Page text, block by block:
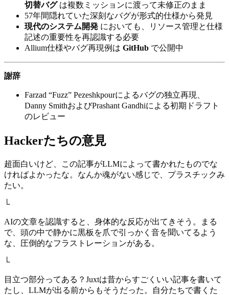
切替バグは複数ミッションに渡って未修正のまま
57年間隠れていた深刻なバグが形式的仕様から発見
現代のシステム開発 においても、リソース管理と仕様
記述の重要性を再認識する必要
Allium仕様やバグ再現例は GitHub で公開中
謝辞
Farzad “Fuzz” Pezeshkpourによるバグの独立再現、
Danny SmithおよびPrashant Gandhiによる初期ドラフト
のレビュー
Hackerたちの意見
超面白いけど、この記事がLLMによって書かれたものでな
ければよかったな。なんか魂がない感じで、プラスチックみ
たい。
└
AIの文章を認識すると、身体的な反応が出てきそう。まる
で、頭の中で静かに黒板を爪で引っかく音を聞いてるよう
な、圧倒的なフラストレーションがある。
└
目立つ部分ってある？Juxtは昔からすごくいい記事を書いて
たし、LLMが出る前からもそうだった。自分たちで書くた